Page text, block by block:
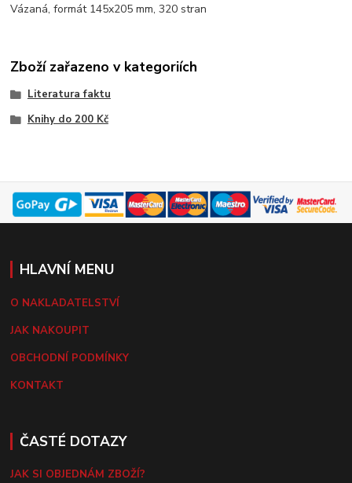
Vázaná, formát 145x205 mm, 320 stran
Zboží zařazeno v kategoriích
Literatura faktu
Knihy do 200 Kč
HLAVNÍ MENU
O NAKLADATELSTVÍ
JAK NAKOUPIT
OBCHODNÍ PODMÍNKY
KONTAKT
ČASTÉ DOTAZY
JAK SI OBJEDNÁM ZBOŽÍ?